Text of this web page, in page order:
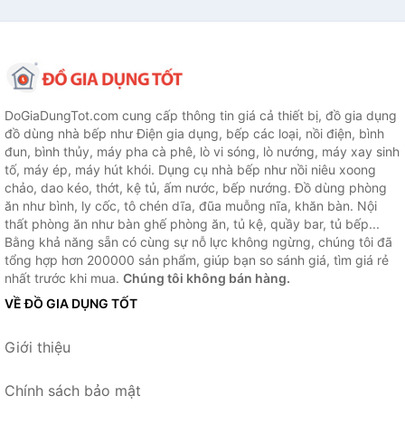
DoGiaDungTot.com cung cấp thông tin giá cả thiết bị, đồ gia dụng
đồ dùng nhà bếp như Điện gia dụng, bếp các loại, nồi điện, bình
đun, bình thủy, máy pha cà phê, lò vi sóng, lò nướng, máy xay sinh
tố, máy ép, máy hút khói. Dụng cụ nhà bếp như nồi niêu xoong
chảo, dao kéo, thớt, kệ tủ, ấm nước, bếp nướng. Đồ dùng phòng
ăn như bình, ly cốc, tô chén dĩa, đũa muỗng nĩa, khăn bàn. Nội
thất phòng ăn như bàn ghế phòng ăn, tủ kệ, quầy bar, tủ bếp...
Bằng khả năng sẵn có cùng sự nỗ lực không ngừng, chúng tôi đã
tổng hợp hơn 200000 sản phẩm, giúp bạn so sánh giá, tìm giá rẻ
nhất trước khi mua. Chúng tôi không bán hàng.
VỀ ĐỒ GIA DỤNG TỐT
Giới thiệu
Chính sách bảo mật